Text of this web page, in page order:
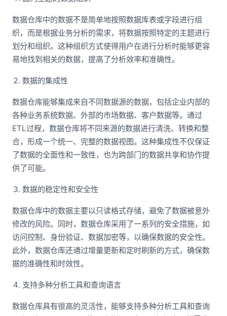
数据仓库中的数据不是简单地按照数据库表或字段进行组
织，而是根据业务分析的需求，将数据按照特定的主题进行
划分和组织。这种组织方式使得用户在进行分析时能够更容
易地找到相关的数据，提高了分析效率和准确性。
数据的集成性
数据仓库能够集成来自不同数据源的数据，包括企业内部的
各种业务系统数据、外部的市场数据、客户数据等。通过
ETL过程，数据仓库将不同来源的数据进行清洗、转换和整
合，形成一个统一、完整的数据视图。这种集成性不仅保证
了数据的全面性和一致性，也为跨部门的数据共享和协作提
供了可能。
数据的稳定性和安全性
数据仓库中的数据主要以只读格式存储，避免了数据被意外
修改的风险。同时，数据仓库采用了一系列的安全措施，如
访问控制、身份验证、数据加密等，以确保数据的安全性。
此外，数据仓库还通过增量更新和定时刷新的方式，确保数
据的准确性和时效性。
支持多种分析工具和查询语言
数据仓库具有很高的灵活性，能够支持多种分析工具和查询